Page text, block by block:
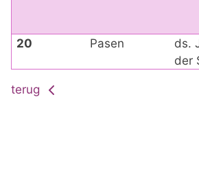
20
Pasen
ds.
der
terug